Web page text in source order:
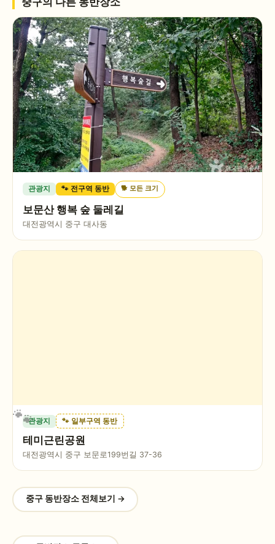
관광지 🐾 전구역 동반 🐕모든 크기
보문산 행복 숲 둘레길
대전광역시 중구 대사동
관광지 🐾 일부구역 동반
테미근린공원
대전광역시 중구 보문로199번길 37-36
중구동반장소 전체보기 →